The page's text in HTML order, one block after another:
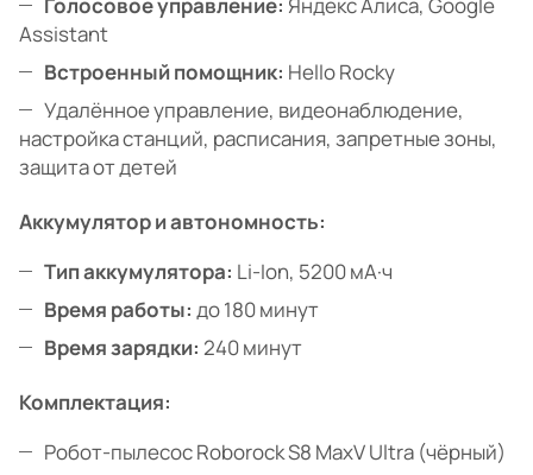
Голосовое управление: Яндекс Алиса, Google
Assistant
Встроенный помощник: Hello Rocky
Удалённое управление, видеонаблюдение,
настройка станций, расписания, запретные зоны,
защита от детей
Аккумулятор и автономность:
Тип аккумулятора: Li-Ion, 5200 мА·ч
Время работы: до 180 минут
Время зарядки: 240 минут
Комплектация:
Робот-пылесос Roborock S8 MaxV Ultra (чёрный)